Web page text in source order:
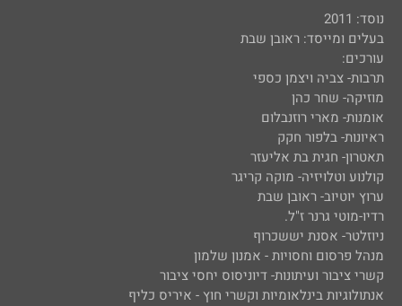
נוסד: 2011
בעלים ומייסד: ראובן שבת
עורכים:
תרבות- צביה ויצמן כספי
מוזיקה- שחר כהן
אומנות- מארי רוזנבלום
ראיונות- בלפור חקק
תאטרון- חגית בת אליעזר
קולנוע וטלויזיה- מוקה קריגר
ערוץ יוטיוב- ראובן שבת
רדיו-מוטי גרנר ז"ל.
ניוזלטר- אסנת יששכרוף
מנהל פרסום וחסויות - אמנון שלמון
קשרי ציבור ועיתונות- דיוניסוס יחסי ציבור
אנתולוגיות בינלאומיות וקשרי חוץ - איריס כליף